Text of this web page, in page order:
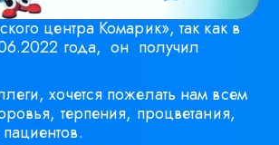
центра Комарик», так как в
года, он получил
хочется пожелать нам всем
терпения, процветания,